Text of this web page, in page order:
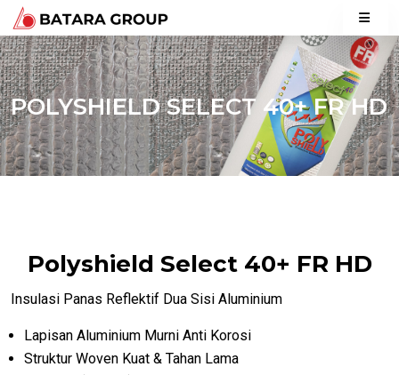
POLYSHIELD SELECT 40+ FR HD
Polyshield Select 40+ FR HD
Insulasi Panas Reflektif Dua Sisi Aluminium
Lapisan Aluminium Murni Anti Korosi
Struktur Woven Kuat & Tahan Lama